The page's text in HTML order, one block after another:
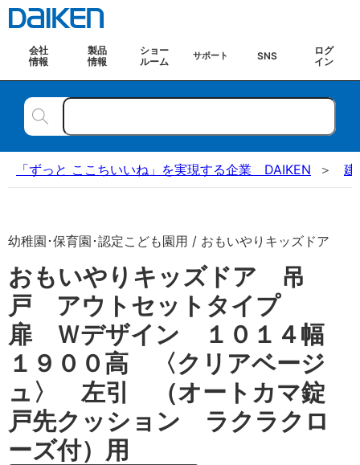
会社
情報
製品
情報
ショー
ルーム
サポート SNS
ログ
イン
「ずっと ここちいいね」を実現する企業 DAIKEN 建
幼稚園･保育園･認定こども園用 / おもいやりキッズドア
おもいやりキッズドア 吊
戸 アウトセットタイプ
扉 Ｗデザイン １０１４幅
１９００高 〈クリアベージ
ュ〉 左引 （オートカマ錠
戸先クッション ラクラクロ
ーズ付）用